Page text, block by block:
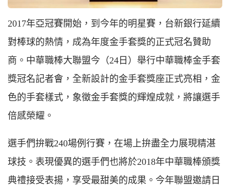
2017年亞冠賽開始，到今年的明星賽，台新銀行延續
對棒球的熱情，成為年度金手套獎的正式冠名贊助
商。中華職棒大聯盟今（24日）舉行中華職棒金手套
獎冠名記者會，全新設計的金手套獎座正式亮相，金
色的手套樣式，象徵金手套獎的輝煌成就，將讓選手
倍感榮耀。
選手們拚戰240場例行賽，在場上拚盡全力展現精湛
球技。表現優異的選手們也將於2018年中華職棒頒獎
典禮接受表揚，享受最甜美的成果。今年聯盟邀請日